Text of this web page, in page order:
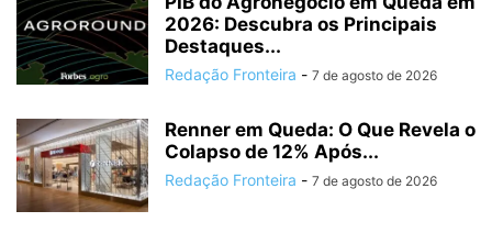
2026: Descubra os Principais
Destaques...
Redação Fronteira - 7 de agosto de 2026
Renner em Queda: O Que Revela o
Colapso de 12% Após...
Redação Fronteira - 7 de agosto de 2026